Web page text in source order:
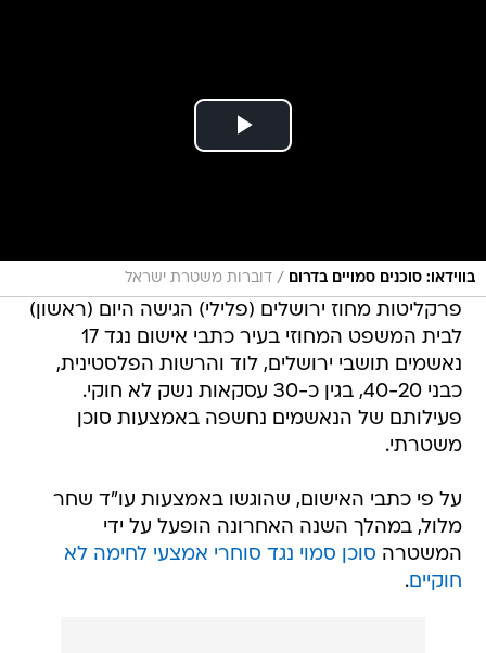
בווידאו: סוכנים סמויים בדרום / דוברות משטרת ישראל
פרקליטות מחוז ירושלים (פלילי) הגישה היום (ראשון)
לבית המשפט המחוזי בעיר כתבי אישום נגד 17
נאשמים תושבי ירושלים, לוד והרשות הפלסטינית,
כבני 40-20, בגין כ-30 עסקאות נשק לא חוקי.
פעילותם של הנאשמים נחשפה באמצעות סוכן
משטרתי.
על פי כתבי האישום, שהוגשו באמצעות עו"ד שחר
מלול, במהלך השנה האחרונה הופעל על ידי
המשטרה סוכן סמוי נגד סוחרי אמצעי לחימה לא
חוקיים.